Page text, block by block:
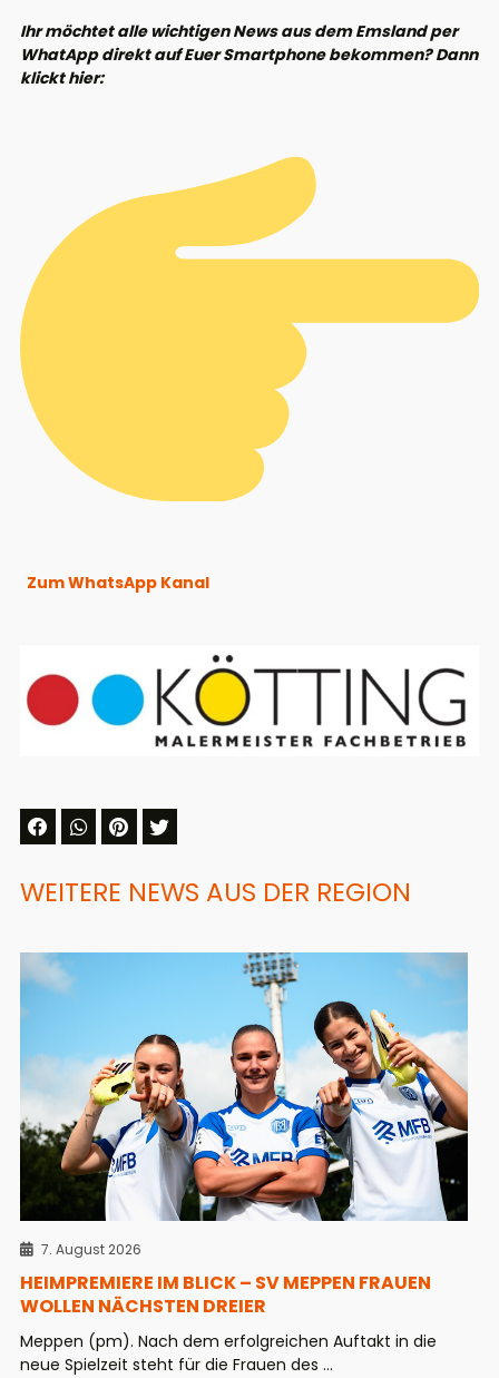
Ihr möchtet alle wichtigen News aus dem Emsland per
WhatApp direkt auf Euer Smartphone bekommen? Dann
klickt hier:
Zum WhatsApp Kanal
WEITERE NEWS AUS DER REGION
7. August 2026
HEIMPREMIERE IM BLICK – SV MEPPEN FRAUEN
WOLLEN NÄCHSTEN DREIER
Meppen (pm). Nach dem erfolgreichen Auftakt in die
neue Spielzeit steht für die Frauen des ...